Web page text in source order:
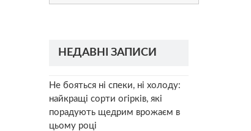
НЕДАВНІ ЗАПИСИ
Не бояться ні спеки, ні холоду:
найкращі сорти огірків, які
порадують щедрим врожаєм в
цьому році